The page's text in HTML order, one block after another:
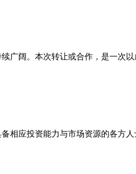
广阔。本次转让或合作，是一次
相应投资能力与市场资源的各方